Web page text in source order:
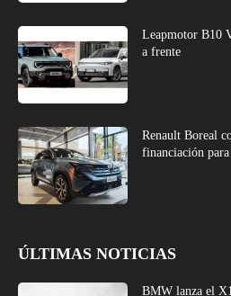
Leapmotor B10
a frente
Renault Boreal
financiación
ÚLTIMAS NOTICIAS
BMW lanza el